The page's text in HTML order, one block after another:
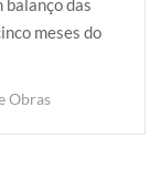
balanço das
meses do
Obras